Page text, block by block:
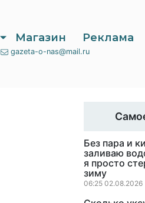
Магазин Реклама
gazeta-o-nas@mail.ru
Без пара и
заливаю
я просто
зиму
06:25 02.08.2026